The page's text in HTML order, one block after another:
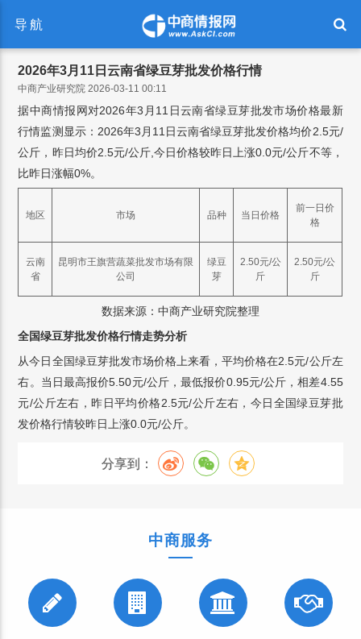
导航
2026年3月11日云南省绿豆芽批发价格行情
中商产业研究院 2026-03-11 00:11
据中商情报网对2026年3月11日云南省绿豆芽批发市场价格最新
行情监测显示：2026年3月11日云南省绿豆芽批发价格均价2.5元/
公斤，昨日均价2.5元/公斤,今日价格较昨日上涨0.0元/公斤不等，
比昨日涨幅0%。
地区 市场 品种 当日价格
前一日价
格
云南
省
昆明市王旗营蔬菜批发市场有限
公司
绿豆
芽
2.50元/公
斤
2.50元/公
斤
数据来源：中商产业研究院整理
全国绿豆芽批发价格行情走势分析
从今日全国绿豆芽批发市场价格上来看，平均价格在2.5元/公斤左
右。当日最高报价5.50元/公斤，最低报价0.95元/公斤，相差4.55
元/公斤左右，昨日平均价格2.5元/公斤左右，今日全国绿豆芽批
发价格行情较昨日上涨0.0元/公斤。
分享到：
中商服务